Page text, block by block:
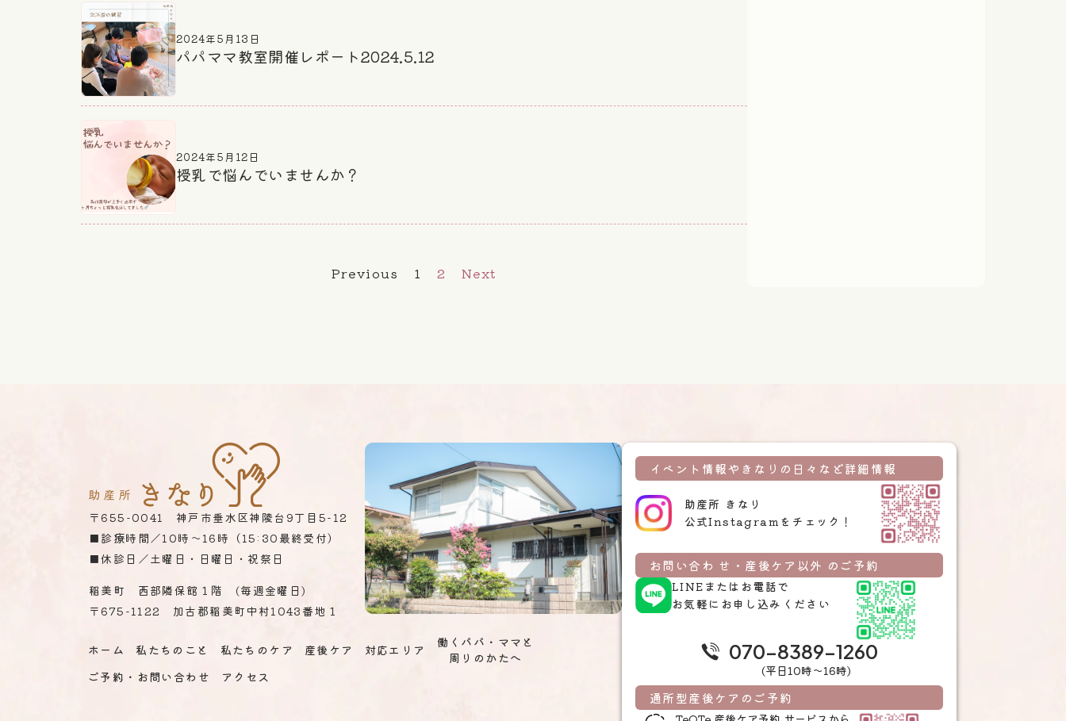
2024年5月13日
パパママ教室開催レポート2024.5.12
2024年5月12日
授乳で悩んでいませんか？
Previous 1 2 Next
〒655-0041 神戸市垂水区神陵台9丁目5-12
■診療時間／10時～16時（15:30最終受付）
■休診日／土曜日・日曜日・祝祭日
稲美町 西部隣保館１階 (毎週金曜日)
〒675 -1122 加古郡稲美町中村1043番地１
ホーム 私たちのこと 私たちのケア 産後ケア 対応エリア
働くパパ・ママと
周りのかたへ
ご予約・お問い合わせ
アクセス
イベント情報やきなりの日々など詳細情報
助産所 きなり
公式Instagramをチェック！
お問い合わ せ・産後ケア以外 のご予約
LINEまたはお電話で
お気軽にお申し込みください
070-8389-1260
(平日10時〜16時)
通所型産後ケアのご予約